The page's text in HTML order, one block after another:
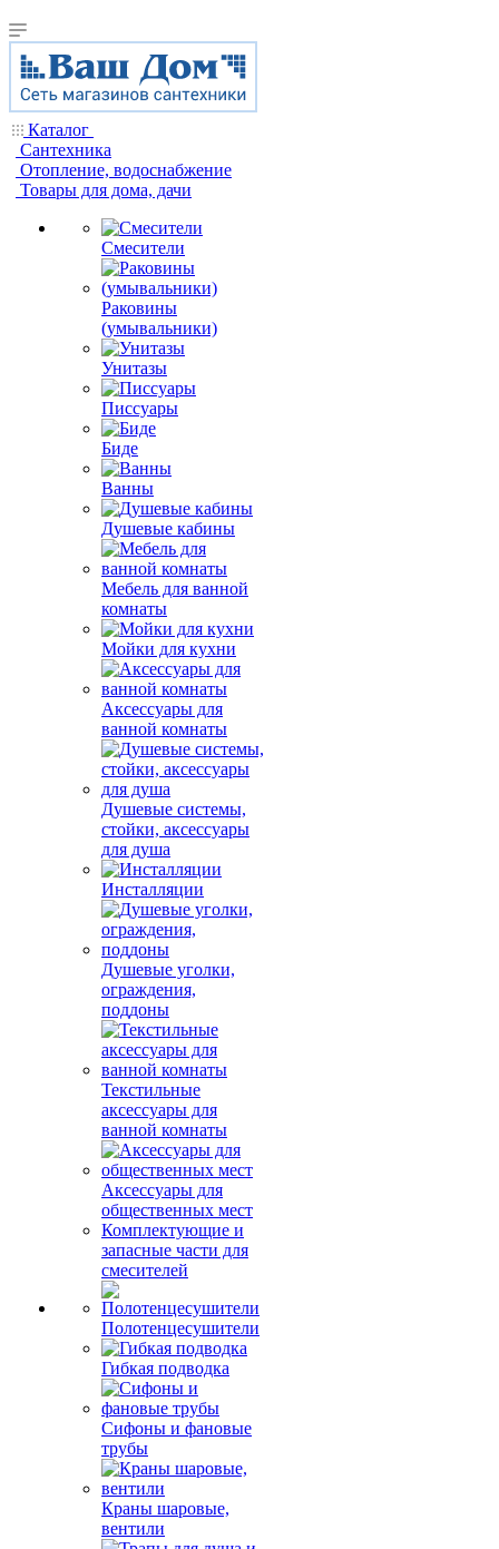
Каталог
Сантехника
Отопление, водоснабжение
Товары для дома, дачи
Смесители
Раковины
(умывальники)
Унитазы
Писсуары
Биде
Ванны
Душевые кабины
Мебель для ванной
комнаты
Мойки для кухни
Аксессуары для
ванной комнаты
Душевые системы,
стойки, аксессуары
для душа
Инсталляции
Душевые уголки,
ограждения,
поддоны
Текстильные
аксессуары для
ванной комнаты
Аксессуары для
общественных мест
Комплектующие и
запасные части для
смесителей
Полотенцесушители
Гибкая подводка
Сифоны и фановые
трубы
Краны шаровые,
вентили